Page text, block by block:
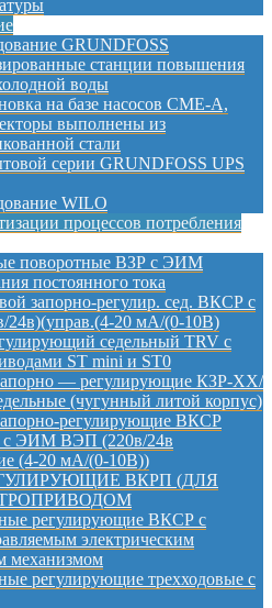
GRUNDFOSS
станции повышения
воды
на базе насосов CME-A,
выполнены из
стали
серии GRUNDFOSS UPS
WILO
процессов потребления
поворотные ВЗР с ЭИМ
постоянного тока
запорно-регулир. сед. ВКСР с
20 мА/(0-10В)
седельный TRV с
ST mini и ST0
— регулирующие КЗР-ХХ/
(чугунный литой корпус)
регулирующие ВКСР
с ЭИМ ВЭП (220в/24в
(4-20 мА/(0-10В))
ВКРП (ДЛЯ
регулирующие ВКСР с
электрическим
механизмом
регулирующие трехходовые с